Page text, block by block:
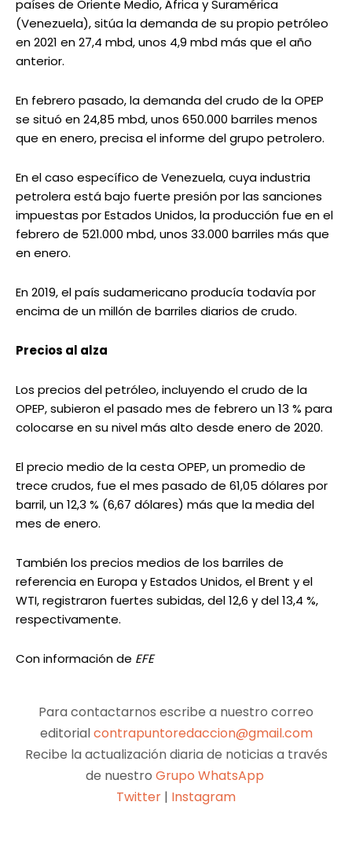
países de Oriente Medio, África y Suramérica
(Venezuela), sitúa la demanda de su propio petróleo
en 2021 en 27,4 mbd, unos 4,9 mbd más que el año
anterior.
En febrero pasado, la demanda del crudo de la OPEP
se situó en 24,85 mbd, unos 650.000 barriles menos
que en enero, precisa el informe del grupo petrolero.
En el caso específico de Venezuela, cuya industria
petrolera está bajo fuerte presión por las sanciones
impuestas por Estados Unidos, la producción fue en el
febrero de 521.000 mbd, unos 33.000 barriles más que
en enero.
En 2019, el país sudamericano producía todavía por
encima de un millón de barriles diarios de crudo.
Precios al alza
Los precios del petróleo, incluyendo el crudo de la
OPEP, subieron el pasado mes de febrero un 13 % para
colocarse en su nivel más alto desde enero de 2020.
El precio medio de la cesta OPEP, un promedio de
trece crudos, fue el mes pasado de 61,05 dólares por
barril, un 12,3 % (6,67 dólares) más que la media del
mes de enero.
También los precios medios de los barriles de
referencia en Europa y Estados Unidos, el Brent y el
WTI, registraron fuertes subidas, del 12,6 y del 13,4 %,
respectivamente.
Con información de EFE
Para contactarnos escribe a nuestro correo
editorialcontrapuntoredaccion@gmail.com
Recibe la actualización diaria de noticias a través
de nuestro Grupo WhatsApp
Twitter | Instagram